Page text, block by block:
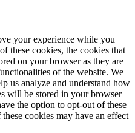
your experience while you
these cookies, the cookies that
on your browser as they are
of the website. We
us analyze and understand how
will be stored in your browser
the option to opt-out of these
cookies may have an effect